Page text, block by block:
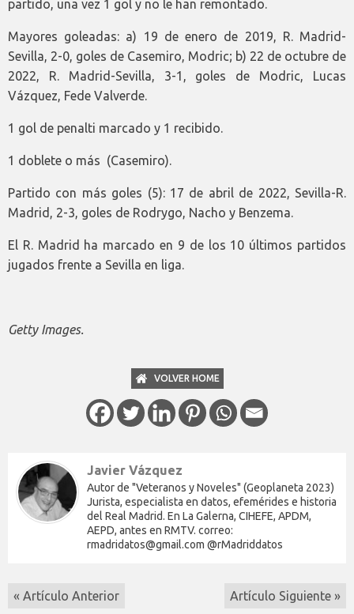
partido, una vez 1 gol y no le han remontado.
Mayores goleadas: a) 19 de enero de 2019, R. Madrid-
Sevilla, 2-0, goles de Casemiro, Modric; b) 22 de octubre de
2022, R. Madrid-Sevilla, 3-1, goles de Modric, Lucas
Vázquez, Fede Valverde.
1 gol de penalti marcado y 1 recibido.
1 doblete o más (Casemiro).
Partido con más goles (5): 17 de abril de 2022, Sevilla-R.
Madrid, 2-3, goles de Rodrygo, Nacho y Benzema.
El R. Madrid ha marcado en 9 de los 10 últimos partidos
jugados frente a Sevilla en liga.
Getty Images.
VOLVER HOME
Javier Vázquez
Autor de "Veteranos y Noveles" (Geoplaneta 2023)
Jurista, especialista en datos, efemérides e historia
del Real Madrid. En La Galerna, CIHEFE, APDM,
AEPD, antes en RMTV. correo:
rmadridatos@gmail.com @rMadriddatos
« Artículo Anterior Artículo Siguiente »